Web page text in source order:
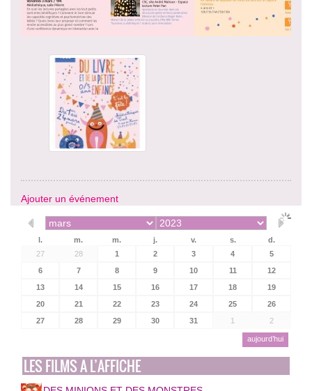
Ajouter un événement
l. m. m. j. v. s.
d.
27
28 1 2 3 4
5
6
7 8 9 10 11
12
13
14 15 16 17 18
19
20
21 22 23 24 25
26
27
28 29 30 31 1 2
aujourd’hui
LES FILMS A L’AFFICHE